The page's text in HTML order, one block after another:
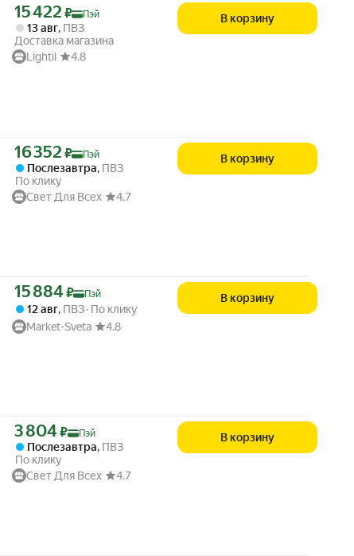
Цена с картой Яндекс Пэй 15422 ₽ вместо
15 422 ₽ Пэй
13 авг, ПВЗ
Доставка магазина
Lightil
4.8
В корзину
Цена с картой Яндекс Пэй 16352 ₽ вместо
16 352 ₽ Пэй
Послезавтра, ПВЗ
По клику
Свет Для Всех
4.7
В корзину
Цена с картой Яндекс Пэй 15884 ₽ вместо
15 884 ₽ Пэй
12 авг, ПВЗ По клику
Market-Sveta
4.8
В корзину
Цена с картой Яндекс Пэй 3804 ₽ вместо
3 804 ₽ Пэй
Послезавтра, ПВЗ
По клику
Свет Для Всех
4.7
В корзину